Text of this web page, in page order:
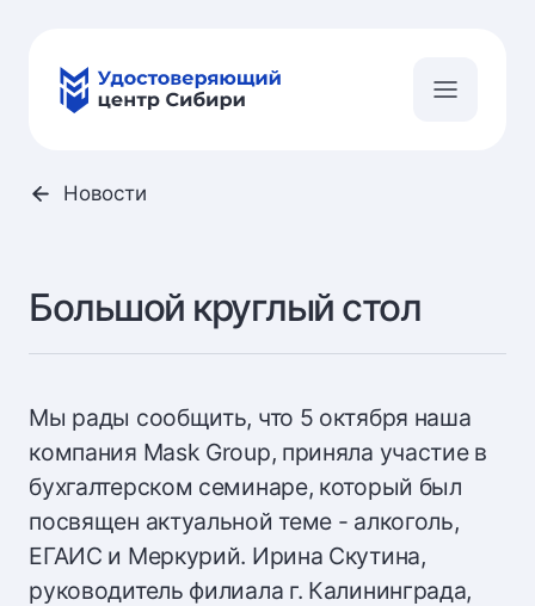
Новости
Большой круглый стол
Мы рады сообщить, что 5 октября наша
компания Mask Group, приняла участие в
бухгалтерском семинаре, который был
посвящен актуальной теме - алкоголь,
ЕГАИС и Меркурий. Ирина Скутина,
руководитель филиала г. Калининграда,